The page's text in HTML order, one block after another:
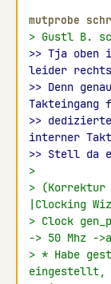
mutprobe
> Gustl B.
>> Tja oben
leider
>> Denn
Takteingang
>>
interner
>> Stell da
>
> (Korrektur
|Clocking
> Clock
-> 50 Mhz -
> * Habe
eingestellt,